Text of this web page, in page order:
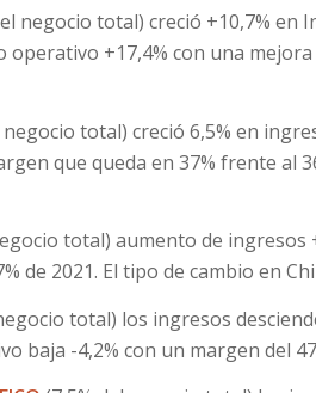
negocio total) creció +10,7% en
operativo +17,4% con una
negocio total) creció 6,5% en
que queda en 37% frente al
total) aumento de
de 2021. El tipo de cambio en
total) los ingresos
baja -4,2% con un margen del